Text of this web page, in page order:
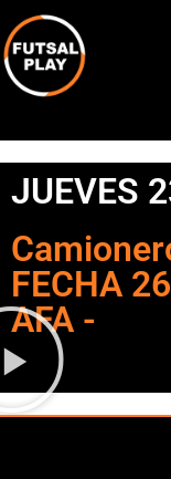
JUEVES
FECHA
AFA -